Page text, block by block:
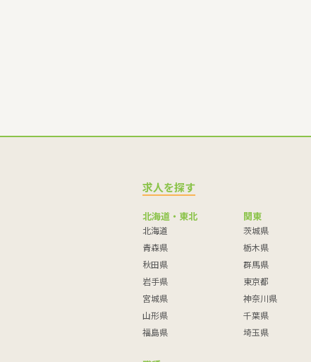
求人を探す
北海道・東北
北海道
青森県
秋田県
岩手県
宮城県
山形県
福島県
関東
茨城県
栃木県
群馬県
東京都
神奈川県
千葉県
埼玉県